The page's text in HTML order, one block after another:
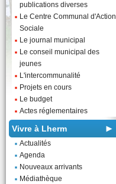
publications diverses
Le Centre Communal d'Action
Sociale
Le journal municipal
Le conseil municipal des
jeunes
L'intercommunalité
Projets en cours
Le budget
Actes réglementaires
Vivre à Lherm
Actualités
Agenda
Nouveaux arrivants
Médiathèque